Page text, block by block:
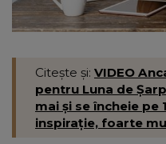
Citește și: VIDEO
pentru Luna de
mai și se încheie pe
inspirație, foarte